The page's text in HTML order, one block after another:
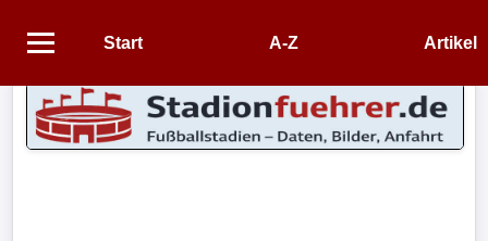
Start A-Z Artikel
Startseite